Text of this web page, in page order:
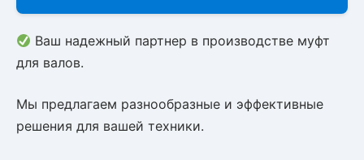
Ваш надежный партнер в производстве муфт
для валов.
Мы предлагаем разнообразные и эффективные
решения для вашей техники.